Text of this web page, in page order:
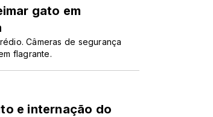
gato em
Câmeras de segurança
flagrante.
e internação do